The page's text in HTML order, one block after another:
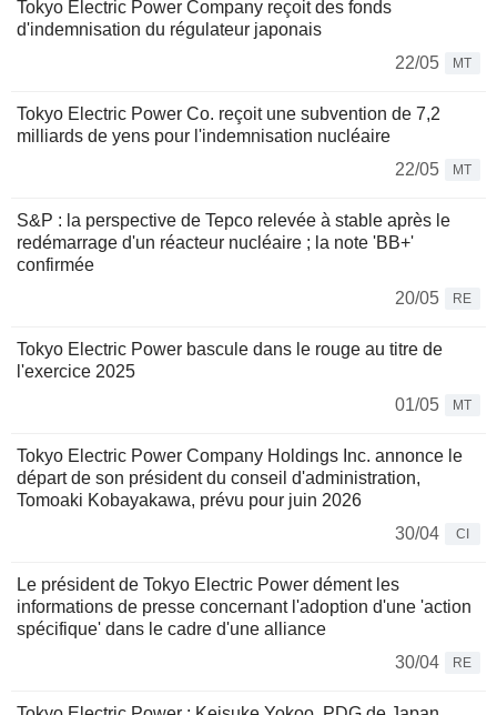
Tokyo Electric Power Company reçoit des fonds
d'indemnisation du régulateur japonais
22/05
MT
Tokyo Electric Power Co. reçoit une subvention de 7,2
milliards de yens pour l'indemnisation nucléaire
22/05
MT
S&P : la perspective de Tepco relevée à stable après le
redémarrage d'un réacteur nucléaire ; la note 'BB+'
confirmée
20/05
RE
Tokyo Electric Power bascule dans le rouge au titre de
l'exercice 2025
01/05
MT
Tokyo Electric Power Company Holdings Inc. annonce le
départ de son président du conseil d'administration,
Tomoaki Kobayakawa, prévu pour juin 2026
30/04
CI
Le président de Tokyo Electric Power dément les
informations de presse concernant l'adoption d'une 'action
spécifique' dans le cadre d'une alliance
30/04
RE